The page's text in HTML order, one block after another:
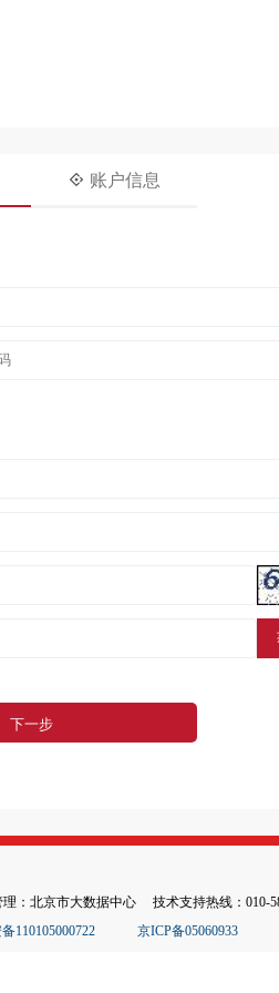
账户信息
理：北京市大数据中心
技术支持热线：010-
110105000722 京ICP备05060933